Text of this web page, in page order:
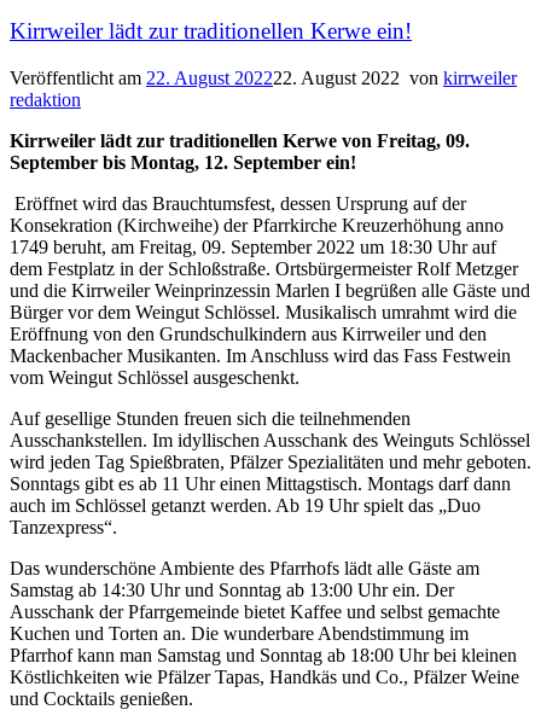
Kirrweiler lädt zur traditionellen Kerwe ein!
Veröffentlicht am 22. August 202222. August 2022 von kirrweiler
redaktion
Kirrweiler lädt zur traditionellen Kerwe von Freitag, 09.
September bis Montag, 12. September ein!
Eröffnet wird das Brauchtumsfest, dessen Ursprung auf der
Konsekration (Kirchweihe) der Pfarrkirche Kreuzerhöhung anno
1749 beruht, am Freitag, 09. September 2022 um 18:30 Uhr auf
dem Festplatz in der Schloßstraße. Ortsbürgermeister Rolf Metzger
und die Kirrweiler Weinprinzessin Marlen I begrüßen alle Gäste und
Bürger vor dem Weingut Schlössel. Musikalisch umrahmt wird die
Eröffnung von den Grundschulkindern aus Kirrweiler und den
Mackenbacher Musikanten. Im Anschluss wird das Fass Festwein
vom Weingut Schlössel ausgeschenkt.
Auf gesellige Stunden freuen sich die teilnehmenden
Ausschankstellen. Im idyllischen Ausschank des Weinguts Schlössel
wird jeden Tag Spießbraten, Pfälzer Spezialitäten und mehr geboten.
Sonntags gibt es ab 11 Uhr einen Mittagstisch. Montags darf dann
auch im Schlössel getanzt werden. Ab 19 Uhr spielt das „Duo
Tanzexpress“.
Das wunderschöne Ambiente des Pfarrhofs lädt alle Gäste am
Samstag ab 14:30 Uhr und Sonntag ab 13:00 Uhr ein. Der
Ausschank der Pfarrgemeinde bietet Kaffee und selbst gemachte
Kuchen und Torten an. Die wunderbare Abendstimmung im
Pfarrhof kann man Samstag und Sonntag ab 18:00 Uhr bei kleinen
Köstlichkeiten wie Pfälzer Tapas, Handkäs und Co., Pfälzer Weine
und Cocktails genießen.